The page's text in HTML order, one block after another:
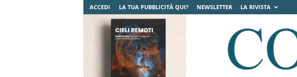
ACCEDI LA TUA PUBBLICITÀ QUI? NEWSLETTER LA RIVISTA